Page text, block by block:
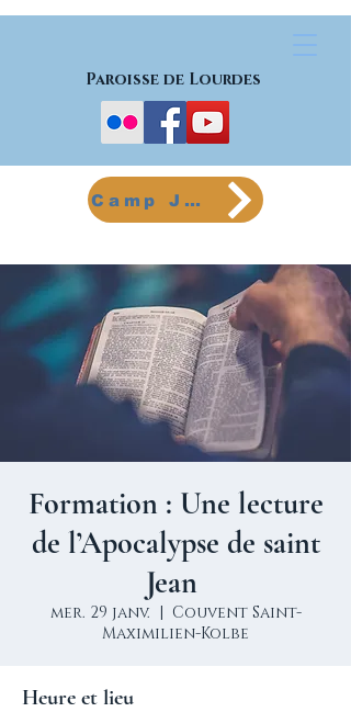
Paroisse de Lourdes
Camp Jeunes
Formation : Une lecture
de l’Apocalypse de saint
Jean
mer. 29 janv.
  |
Couvent Saint-
Maximilien-Kolbe
Heure et lieu